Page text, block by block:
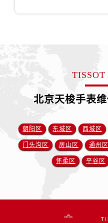
TISSOT
北京天梭手表
朝阳区 东城区 西城区
门头沟区 房山区 通州区
怀柔区 平谷区